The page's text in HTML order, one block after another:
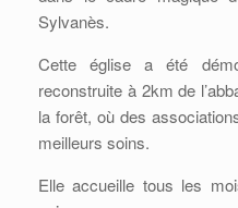
Sylvanès.
Cette église a été
reconstruite à 2km de
la forêt, où des
meilleurs soins.
Elle accueille tous les